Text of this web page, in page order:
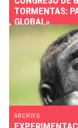
TORMENTAS:
GLOBAL»
ARCHIVO